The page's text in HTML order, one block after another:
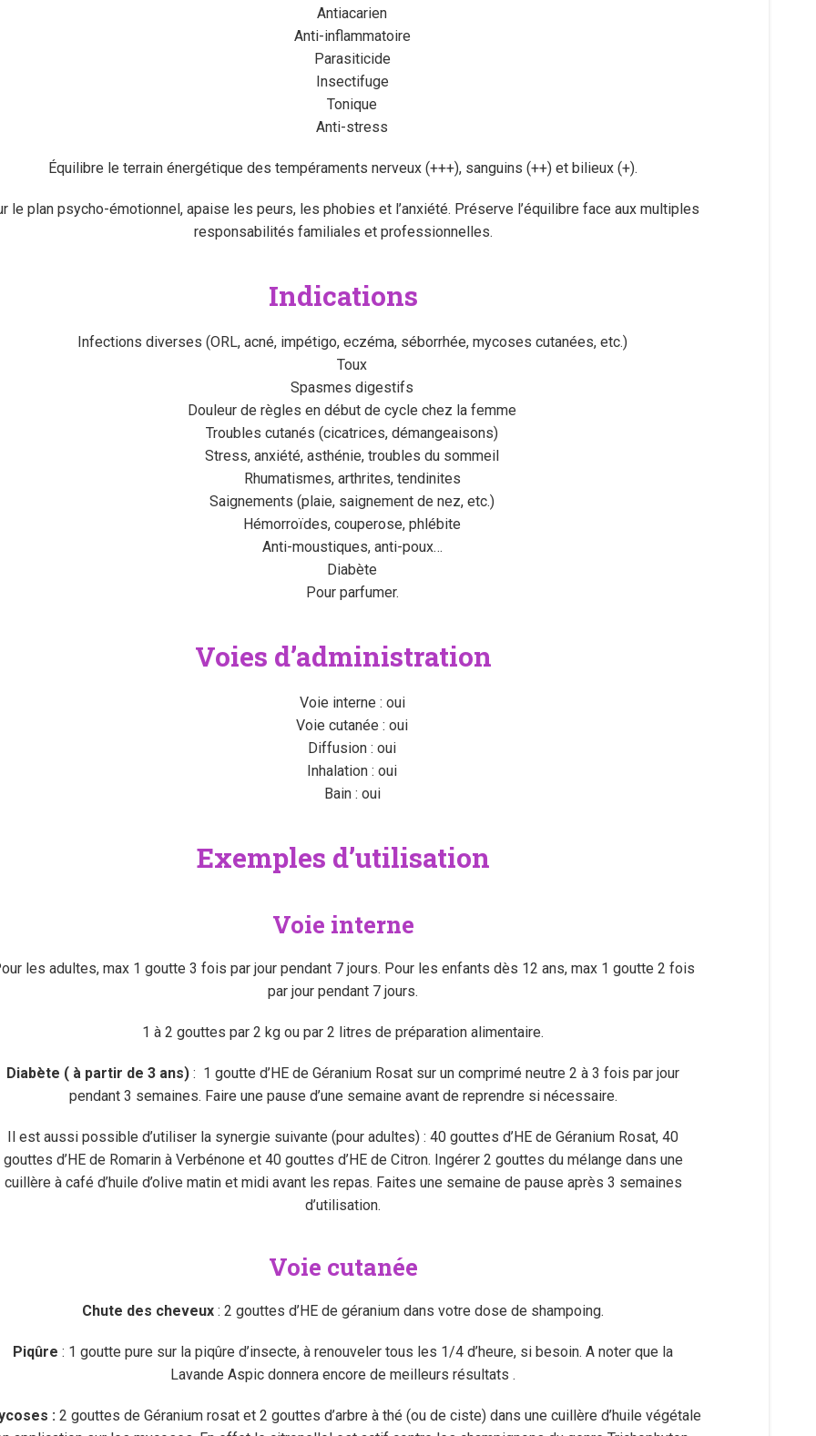
Antiacarien
Anti-inflammatoire
Parasiticide
Insectifuge
Tonique
Anti-stress
Équilibre le terrain énergétique des tempéraments nerveux (+++), sanguins (++) et bilieux (+).
le plan psycho-émotionnel, apaise les peurs, les phobies et l’anxiété. Préserve l’équilibre face aux multiples
responsabilités familiales et professionnelles.
Indications
Infections diverses (ORL, acné, impétigo, eczéma, séborrhée, mycoses cutanées, etc.)
Toux
Spasmes digestifs
Douleur de règles en début de cycle chez la femme
Troubles cutanés (cicatrices, démangeaisons)
Stress, anxiété, asthénie, troubles du sommeil
Rhumatismes, arthrites, tendinites
Saignements (plaie, saignement de nez, etc.)
Hémorroïdes, couperose, phlébite
Anti-moustiques, anti-poux…
Diabète
Pour parfumer.
Voies d’administration
Voie interne : oui
Voie cutanée : oui
Diffusion : oui
Inhalation : oui
Bain : oui
Exemples d’utilisation
Voie interne
les adultes, max 1 goutte 3 fois par jour pendant 7 jours. Pour les enfants dès 12 ans, max 1 goutte 2 fois
par jour pendant 7 jours.
1 à 2 gouttes par 2 kg ou par 2 litres de préparation alimentaire.
Diabète ( à partir de 3 ans) : 1 goutte d’HE de Géranium Rosat sur un comprimé neutre 2 à 3 fois par jour
pendant 3 semaines. Faire une pause d’une semaine avant de reprendre si nécessaire.
Il est aussi possible d’utiliser la synergie suivante (pour adultes) : 40 gouttes d’HE de Géranium Rosat, 40
gouttes d’HE de Romarin à Verbénone et 40 gouttes d’HE de Citron. Ingérer 2 gouttes du mélange dans une
cuillère à café d’huile d’olive matin et midi avant les repas. Faites une semaine de pause après 3 semaines
d’utilisation.
Voie cutanée
Chute des cheveux : 2 gouttes d’HE de géranium dans votre dose de shampoing.
Piqûre : 1 goutte pure sur la piqûre d’insecte, à renouveler tous les 1/4 d’heure, si besoin. A noter que la
Lavande Aspic donnera encore de meilleurs résultats .
:2 gouttes de Géranium rosat et 2 gouttes d’arbre à thé (ou de ciste) dans une cuillère d’huile végétale